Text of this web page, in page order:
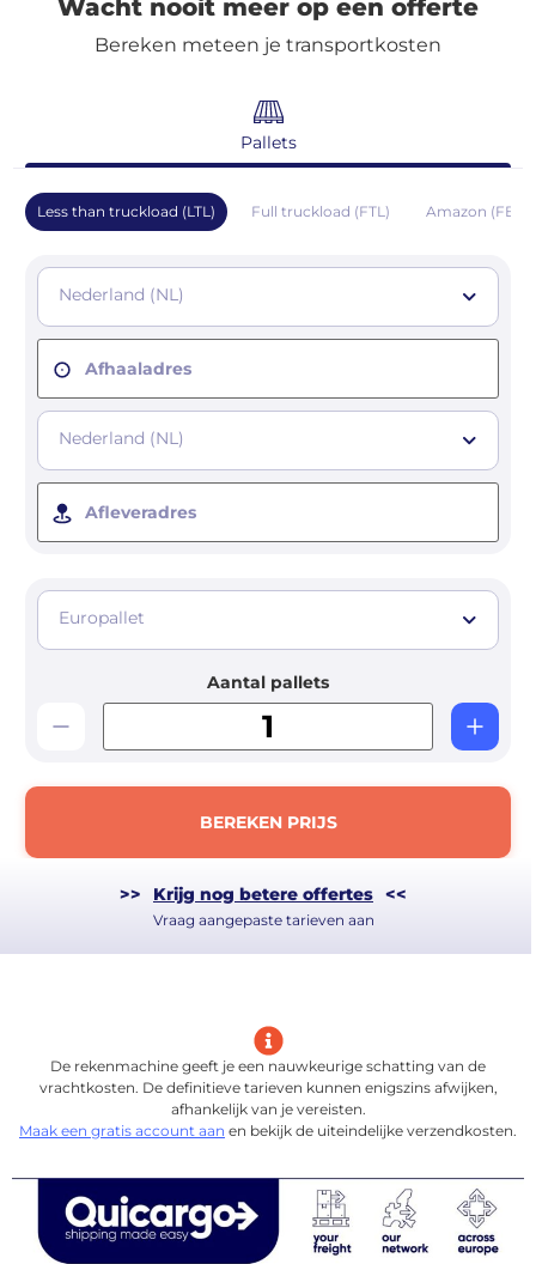
Wacht nooit meer op een offerte
Bereken meteen je transportkosten
Pallets
Less than truckload (LTL) Full truckload (FTL) Amazon (FBA)
Nederland (NL)
Afhaaladres
Nederland (NL)
Afleveradres
Europallet
Aantal pallets
BEREKEN PRIJS
>> Krijg nog betere offertes <<
Vraag aangepaste tarieven aan
De rekenmachine geeft je een nauwkeurige schatting van de
vrachtkosten. De definitieve tarieven kunnen enigszins afwijken,
afhankelijk van je vereisten.
Maak een gratis account aan en bekijk de uiteindelijke verzendkosten.